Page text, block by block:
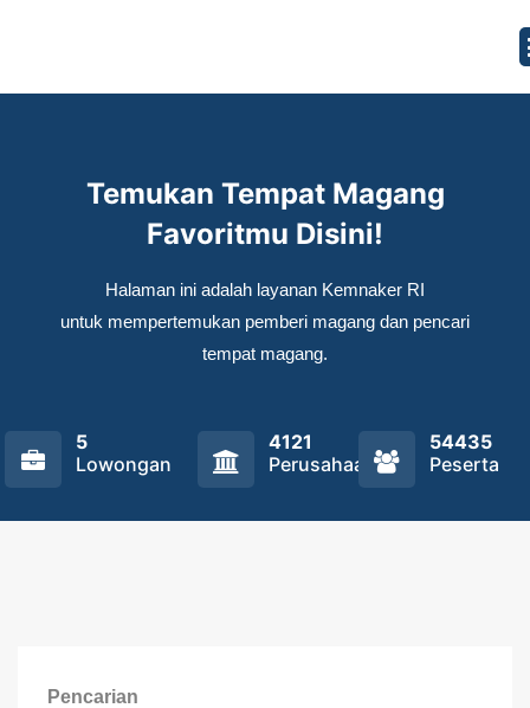
Temukan Tempat Magang
Favoritmu Disini!
Halaman ini adalah layanan Kemnaker RI
untuk mempertemukan pemberi magang dan pencari
tempat magang.
5
Lowongan
4121
Perusahaan
54435
Peserta
Pencarian